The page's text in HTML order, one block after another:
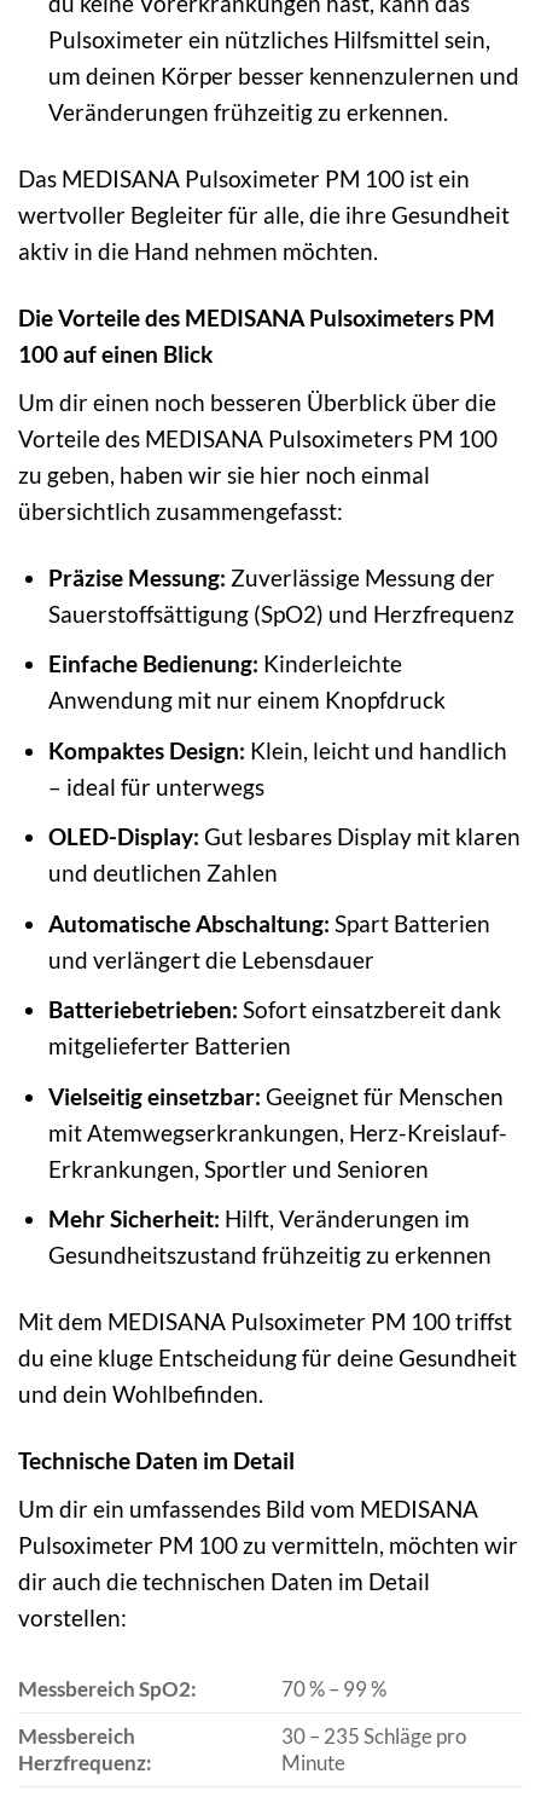
Pulsoximeter ein nützliches Hilfsmittel sein,
um deinen Körper besser kennenzulernen und
Veränderungen frühzeitig zu erkennen.
Das MEDISANA Pulsoximeter PM 100 ist ein
wertvoller Begleiter für alle, die ihre Gesundheit
aktiv in die Hand nehmen möchten.
Die Vorteile des MEDISANA Pulsoximeters PM
100 auf einen Blick
Um dir einen noch besseren Überblick über die
Vorteile des MEDISANA Pulsoximeters PM 100
zu geben, haben wir sie hier noch einmal
übersichtlich zusammengefasst:
Präzise Messung: Zuverlässige Messung der
Sauerstoffsättigung (SpO2) und Herzfrequenz
Einfache Bedienung: Kinderleichte
Anwendung mit nur einem Knopfdruck
Kompaktes Design: Klein, leicht und handlich
– ideal für unterwegs
OLED-Display: Gut lesbares Display mit klaren
und deutlichen Zahlen
Automatische Abschaltung: Spart Batterien
und verlängert die Lebensdauer
Batteriebetrieben: Sofort einsatzbereit dank
mitgelieferter Batterien
Vielseitig einsetzbar: Geeignet für Menschen
mit Atemwegserkrankungen, Herz-Kreislauf-
Erkrankungen, Sportler und Senioren
Mehr Sicherheit: Hilft, Veränderungen im
Gesundheitszustand frühzeitig zu erkennen
Mit dem MEDISANA Pulsoximeter PM 100 triffst
du eine kluge Entscheidung für deine Gesundheit
und dein Wohlbefinden.
Technische Daten im Detail
Um dir ein umfassendes Bild vom MEDISANA
Pulsoximeter PM 100 zu vermitteln, möchten wir
dir auch die technischen Daten im Detail
vorstellen:
Messbereich SpO2:
70 % – 99 %
Messbereich
Herzfrequenz:
30 – 235 Schläge pro
Minute